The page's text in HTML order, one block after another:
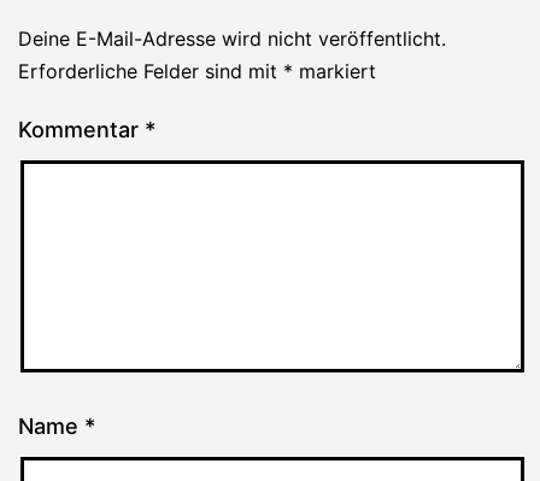
Deine E-Mail-Adresse wird nicht veröffentlicht.
Erforderliche Felder sind mit * markiert
Kommentar *
Name *